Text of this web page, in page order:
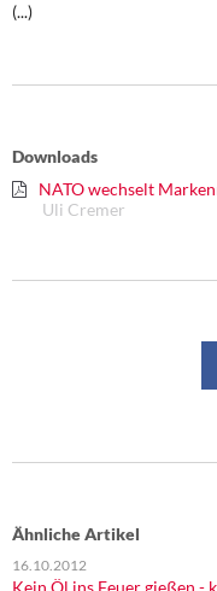
Eurokrise und
Weitere Themen
Rosa-Luxemburg-
(...)
Downloads
NATO wechselt
Uli Cremer
Ähnliche Artikel
16.10.2012
Kein Öl ins Feuer gießen -